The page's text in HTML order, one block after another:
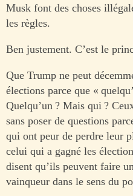
Musk font des choses
les règles.
Ben justement. C’est le
Que Trump ne peut
élections parce que «
Quelqu’un ? Mais qui ?
sans poser de questions
qui ont peur de perdre leur
celui qui a gagné les
disent qu’ils peuvent faire
vainqueur dans le sens du